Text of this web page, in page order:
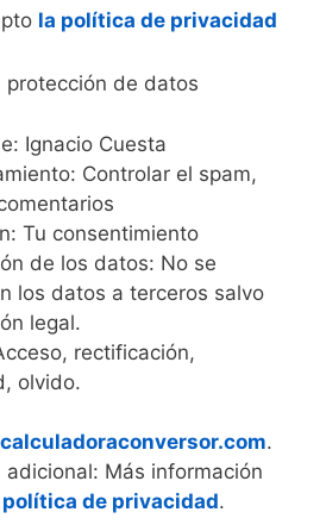
la política de privacidad
protección de datos
Ignacio Cuesta
Controlar el spam,
Tu consentimiento
de los datos: No se
los datos a terceros salvo
legal.
rectificación,
olvido.
.
adicional: Más información
de privacidad.